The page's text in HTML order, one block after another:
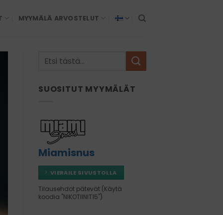
MYYMÄLÄ ARVOSTELUT
SUOSITUT MYYMÄLÄT
Miamisnus
VIERAILE SIVUSTOLLA
Tilausehdot pätevät (Käytä
koodia "NIKOTIINIT15")